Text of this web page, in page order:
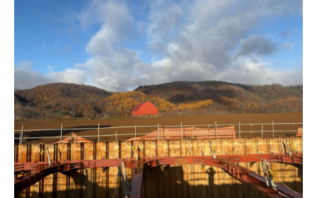
三郷市で初心者が鉄筋工年収を得る方法
鉄筋工年収アップに重要な現場経験とは
年収アップ目指す鉄筋工の働き方
鉄筋工年収を上げる働き方のポイント
スキルアップが鉄筋工年収にどう影響
鉄筋工年収アップに役立つ転職戦略
現場で評価される鉄筋工年収の向上法
働き方改革と鉄筋工年収の最新事情